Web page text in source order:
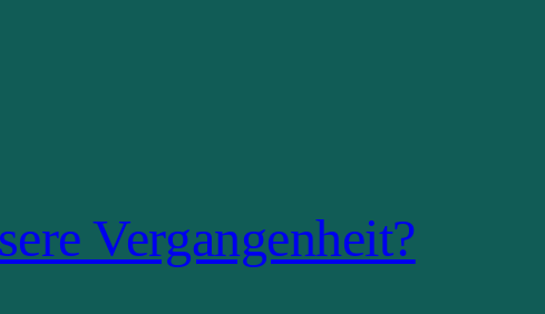
Vergangenheit?